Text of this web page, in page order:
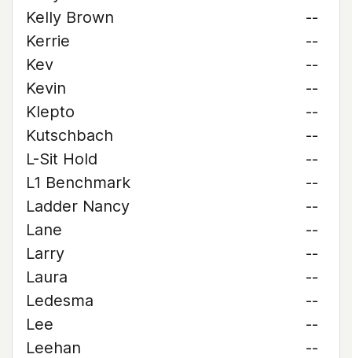
Kelly Brown
--
Kerrie
--
Kev
--
Kevin
--
Klepto
--
Kutschbach
--
L-Sit Hold
--
L1 Benchmark
--
Ladder Nancy
--
Lane
--
Larry
--
Laura
--
Ledesma
--
Lee
--
Leehan
--